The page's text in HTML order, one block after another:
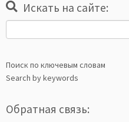
Искать на сайте:
Поиск по ключевым словам
Search by keywords
Обратная связь: